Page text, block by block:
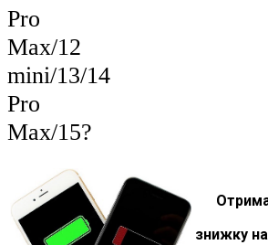
Pro
Max/12
mini/13/14
Pro
Max/15?
знижку на